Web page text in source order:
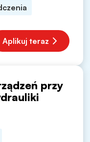
Aplikuj teraz
przy